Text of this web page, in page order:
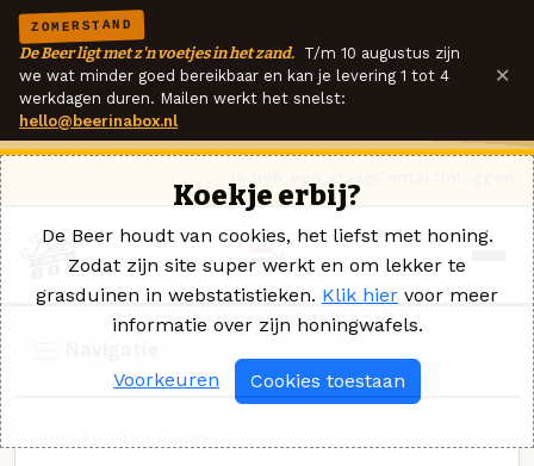
ZOMERSTAND
De Beer ligt met z'n voetjes in het zand. T/m 10 augustus zijn
we wat minder goed bereikbaar en kan je levering 1 tot 4
werkdagen duren. Mailen werkt het snelst:
hello@beerinabox.nl
×
Koekje erbij?
De Beer houdt van cookies, het liefst met honing.
Zodat zijn site super werkt en om lekker te
grasduinen in webstatistieken. Klik hier voor meer
informatie over zijn honingwafels.
Voorkeuren Cookies toestaan